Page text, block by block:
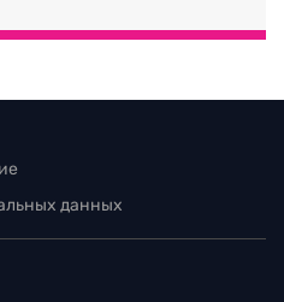
данных